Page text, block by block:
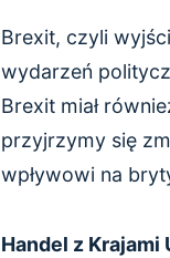
Brexit, czyli
wydarzeń
Brexit miał
przyjrzymy się
wpływowi na
Handel z Krajami